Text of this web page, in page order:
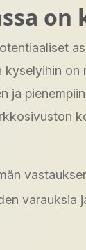
on
on
ja
varauksia